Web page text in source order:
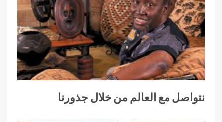
نتواصل مع العالم من خلال جذورنا